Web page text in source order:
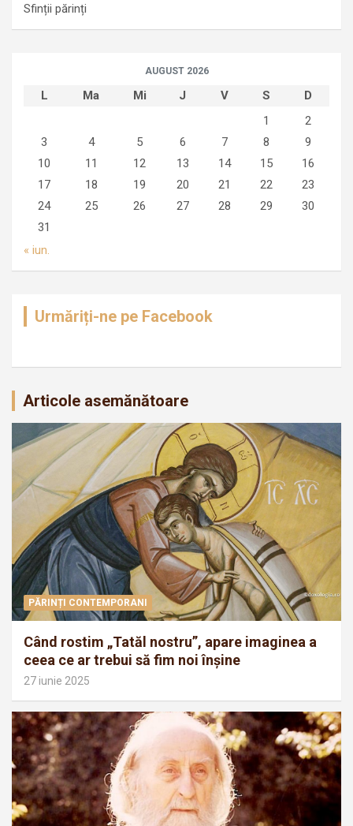
Sfinții părinți
AUGUST 2026
L Ma Mi J V S
D
1
2
3
4 5 6 7 8
9
10
11 12 13 14 15
16
17
18 19 20 21 22
23
24
25 26 27 28 29
30
31
« iun.
Urmăriți-ne pe Facebook
Articole asemănătoare
PĂRINȚI CONTEMPORANI
Când rostim „Tatăl nostru”, apare imaginea a
ceea ce ar trebui să fim noi înșine
27 iunie 2025